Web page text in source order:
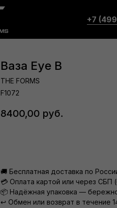
+7
Ваза Eye B
THE FORMS
F1072
8400,00 руб.
🚚 Бесплатная доставка по
💳 Оплата картой или через СБП
📦 Надёжная упаковка —
↩️ Обмен или возврат в течение